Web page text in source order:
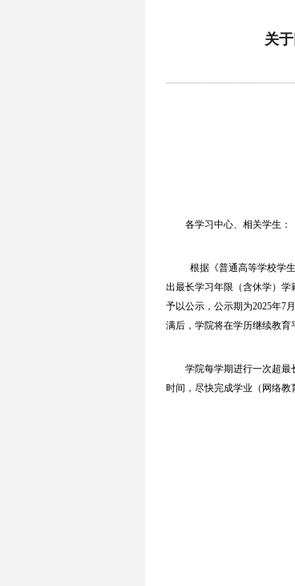
关
各学习中心、相关学生：
根据《普通高等学校学
出最长学习年限（含休学）
予以公示，公示期为2025年7
满后，学院将在学历继续教育
学院每学期进行一次超
时间，尽快完成学业（网络教